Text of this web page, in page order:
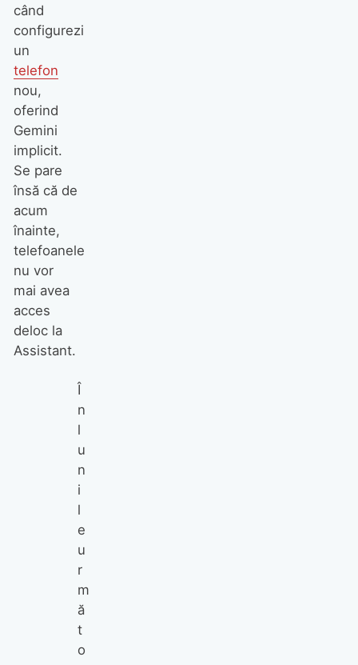
când
configurezi
un
telefon
nou,
oferind
Gemini
implicit.
Se pare
însă că de
acum
înainte,
telefoanele
nu vor
mai avea
acces
deloc la
Assistant.
Î
n
l
u
n
i
l
e
u
r
m
ă
t
o